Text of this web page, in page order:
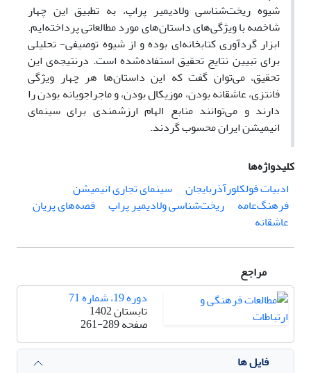
شیوه ریخت‌شناسی ولادیمیر پراپ، به تطبیق این چهار
شاخصه با ویژگی‌های داستان‌های مورد مطالعاتی پرداخته‌ایم.
ابزار گردآوری کتابخانه‌ای بوده و از شیوه توصیفی- تحلیلی
برای تبیین نتایج تحقیق استفاده‌شده است. درنتیجه‌ی این
تحقیق، می‌توان گفت که این داستان‌ها هر چهار ویژگی
فانتزی، عاشقانه بودن، موزیکال بودن، و ماجراجویانه بودن را
دارند و می‌توانند منابع الهام ارزشمندی برای سینمای
انیمیشن ایران محسوب گردند.
کلیدواژه‌ها
ادبیات فولکلورآذربایجان
سینمای تجاری انیمیشن
فرهنگ‌عامه
ریخت‌شناسی ولادیمیر پراپ
قصه‌های پریان
عاشقانه
مراجع
دوره 19، شماره 71
تابستان 1402
صفحه261-289
فایل ها